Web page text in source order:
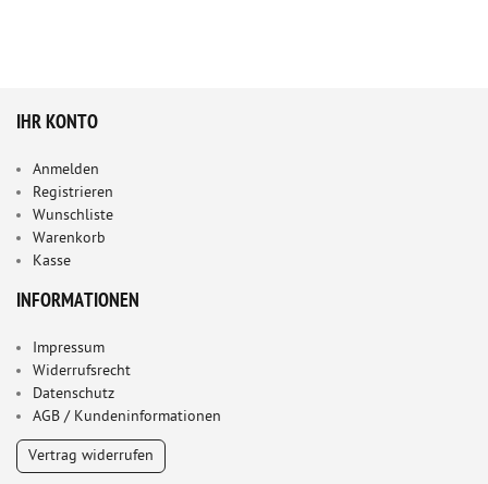
IHR KONTO
Anmelden
Registrieren
Wunschliste
Warenkorb
Kasse
INFORMATIONEN
Impressum
Widerrufsrecht
Datenschutz
AGB / Kundeninformationen
Vertrag widerrufen